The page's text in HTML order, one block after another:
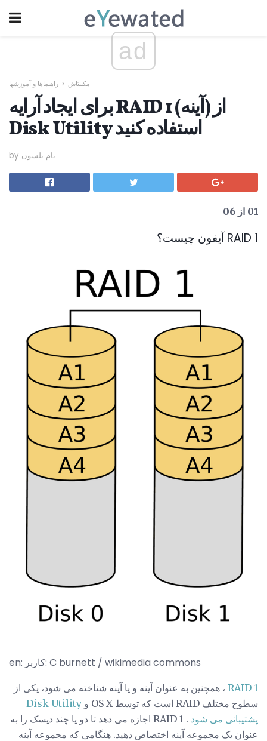
ad
مکینتاش راهنماها و آموزشها
برای ایجاد آرایه RAID 1 (آینه) از
Disk Utility استفاده کنید
by تام نلسون
01 از 06
RAID 1 آیفون چیست؟
en: کاربر: C burnett / wikimedia commons
RAID 1 ، همچنین به عنوان آینه و یا آینه شناخته می شود، یکی از
سطوح مختلف RAID است که توسط OS X و
Disk Utility
پشتیبانی می شود
. RAID 1 اجازه می دهد تا دو یا چند دیسک را به
عنوان یک مجموعه آینه اختصاص دهید. هنگامی که مجموعه آینه